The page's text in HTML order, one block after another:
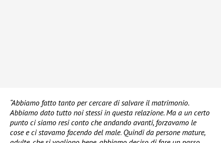
“Abbiamo fatto tanto per cercare di salvare il matrimonio.
Abbiamo dato tutto noi stessi in questa relazione. Ma a un certo
punto ci siamo resi conto che andando avanti, forzavamo le
cose e ci stavamo facendo del male. Quindi da persone mature,